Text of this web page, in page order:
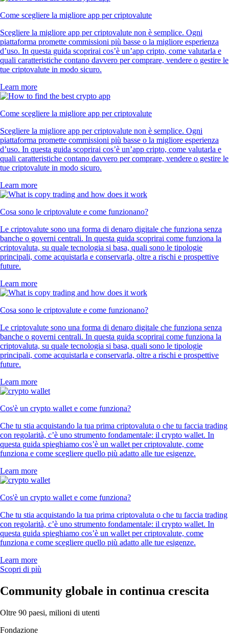
Come scegliere la migliore app per criptovalute
Scegliere la migliore app per criptovalute non è semplice. Ogni
piattaforma promette commissioni più basse o la migliore esperienza
d’uso. In questa guida scoprirai cos’è un’app cripto, come valutarla e
quali caratteristiche contano davvero per comprare, vendere o gestire le
tue criptovalute in modo sicuro.
Learn more
Come scegliere la migliore app per criptovalute
Scegliere la migliore app per criptovalute non è semplice. Ogni
piattaforma promette commissioni più basse o la migliore esperienza
d’uso. In questa guida scoprirai cos’è un’app cripto, come valutarla e
quali caratteristiche contano davvero per comprare, vendere o gestire le
tue criptovalute in modo sicuro.
Learn more
Cosa sono le criptovalute e come funzionano?
Le criptovalute sono una forma di denaro digitale che funziona senza
banche o governi centrali. In questa guida scoprirai come funziona la
criptovaluta, su quale tecnologia si basa, quali sono le tipologie
principali, come acquistarla e conservarla, oltre a rischi e prospettive
future.
Learn more
Cosa sono le criptovalute e come funzionano?
Le criptovalute sono una forma di denaro digitale che funziona senza
banche o governi centrali. In questa guida scoprirai come funziona la
criptovaluta, su quale tecnologia si basa, quali sono le tipologie
principali, come acquistarla e conservarla, oltre a rischi e prospettive
future.
Learn more
Cos'è un crypto wallet e come funziona?
Che tu stia acquistando la tua prima criptovaluta o che tu faccia trading
con regolarità, c’è uno strumento fondamentale: il crypto wallet. In
questa guida spieghiamo cos’è un wallet per criptovalute, come
funziona e come scegliere quello più adatto alle tue esigenze.
Learn more
Cos'è un crypto wallet e come funziona?
Che tu stia acquistando la tua prima criptovaluta o che tu faccia trading
con regolarità, c’è uno strumento fondamentale: il crypto wallet. In
questa guida spieghiamo cos’è un wallet per criptovalute, come
funziona e come scegliere quello più adatto alle tue esigenze.
Learn more
Scopri di più
Community globale in continua crescita
Oltre 90 paesi, milioni di utenti
Fondazione